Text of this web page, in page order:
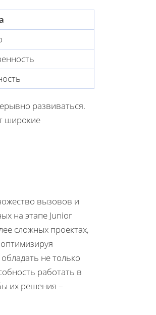
развиваться.
широкие
вызовов и
на этапе Junior
сложных проектах,
не только
работать в
их решения –